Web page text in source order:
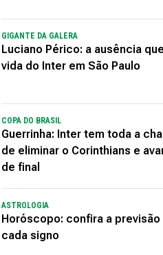
GIGANTE DA GALERA
Luciano Périco: a ausência
vida do Inter em São Paulo
COPA DO BRASIL
Guerrinha: Inter tem toda a
de eliminar o Corinthians e
de final
ASTROLOGIA
Horóscopo: confira a previsão
cada signo